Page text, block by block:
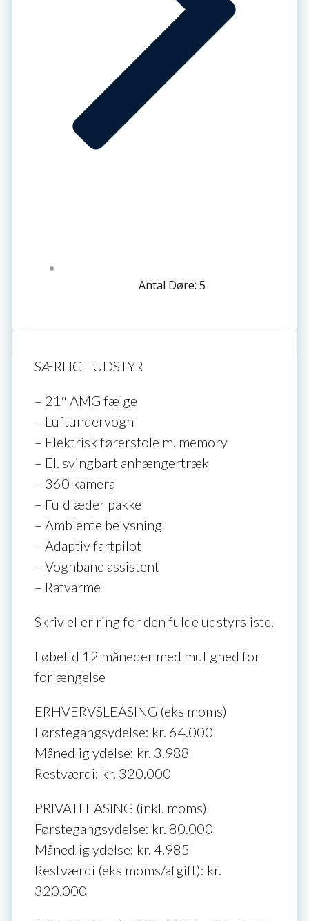
Antal Døre: 5
SÆRLIGT UDSTYR
– 21″ AMG fælge
– Luftundervogn
– Elektrisk førerstole m. memory
– El. svingbart anhængertræk
– 360 kamera
– Fuldlæder pakke
– Ambiente belysning
– Adaptiv fartpilot
– Vognbane assistent
– Ratvarme
Skriv eller ring for den fulde udstyrsliste.
Løbetid 12 måneder med mulighed for
forlængelse
ERHVERVSLEASING (eks moms)
Førstegangsydelse: kr. 64.000
Månedlig ydelse: kr. 3.988
Restværdi: kr. 320.000
PRIVATLEASING (inkl. moms)
Førstegangsydelse: kr. 80.000
Månedlig ydelse: kr. 4.985
Restværdi (eks moms/afgift): kr.
320.000